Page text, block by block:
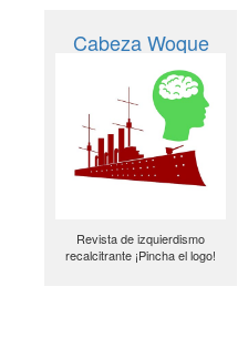
Cabeza Woque
Revista de izquierdismo
recalcitrante ¡Pincha el logo!